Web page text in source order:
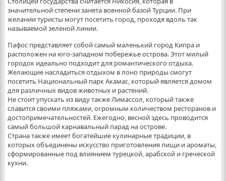
значительной степени занята военной базой Турции. При
желании туристы могут посетить город, проходя вдоль так
называемой зеленой линии.
Пафос представляет собой самый маленький город Кипра и
расположен на юго-западном побережье острова. Этот милый
городок идеально подходит для романтического отдыха.
Желающие насладиться отдыхом в лоно природы смогут
посетить Национальный парк Акамас, который является домом
для различных видов животных и растений.
Не стоит упускать из виду также Лимассол, который также
славится своими пляжами, огромным количеством ресторанов и
достопримечательностей. Ежегодно, весной здесь проводится
самый большой карнавальный парад на острове.
Страна также имеет богатейшие кулинарные традиции, в
которых объединены искусство приготовления пищи и ароматы,
сформированные под влиянием турецкой, арабской и греческой
кухни.